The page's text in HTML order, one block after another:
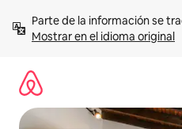
contenidoMostrar en el idioma original